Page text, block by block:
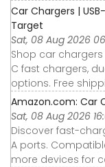
Car Chargers |
Target
Sat, 08 Aug 2026
Shop car chargers
C fast chargers,
options. Free
Amazon.com: Car
Sat, 08 Aug 2026
Discover fast-
A ports.
more devices for